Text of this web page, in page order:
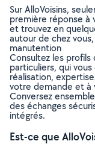
Sur AlloVoisins,
première réponse à
et trouvez en
autour de chez
manutention
Consultez les
particuliers, qui
réalisation,
votre demande et à
Conversez
des échanges
intégrés.
Est-ce que